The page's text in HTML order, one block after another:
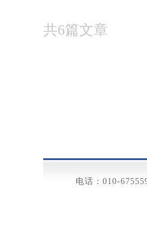
共6篇文章
电话：010-